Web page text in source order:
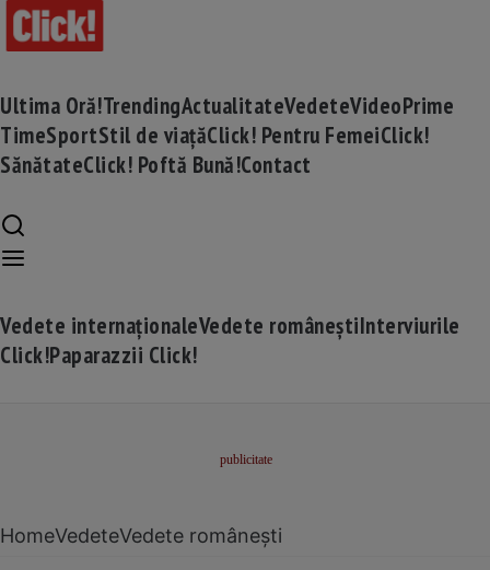
Ultima Oră!TrendingActualitateVedeteVideoPrime
TimeSportStil de viațăClick! Pentru FemeiClick!
SănătateClick! Poftă Bună!Contact
Vedete internaționaleVedete româneștiInterviurile
Click!Paparazzii Click!
HomeVedeteVedete românești